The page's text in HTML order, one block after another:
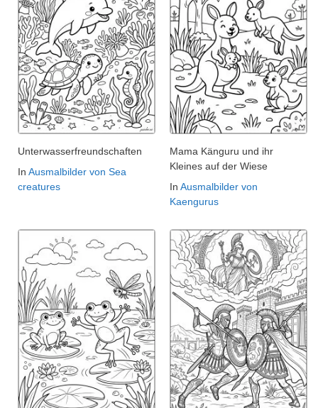
Unterwasserfreundschaften
In Ausmalbilder von Sea
creatures
Mama Känguru und ihr
Kleines auf der Wiese
In Ausmalbilder von
Kaengurus